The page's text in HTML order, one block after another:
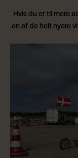
Hvis du er til mere
en af de helt nyere